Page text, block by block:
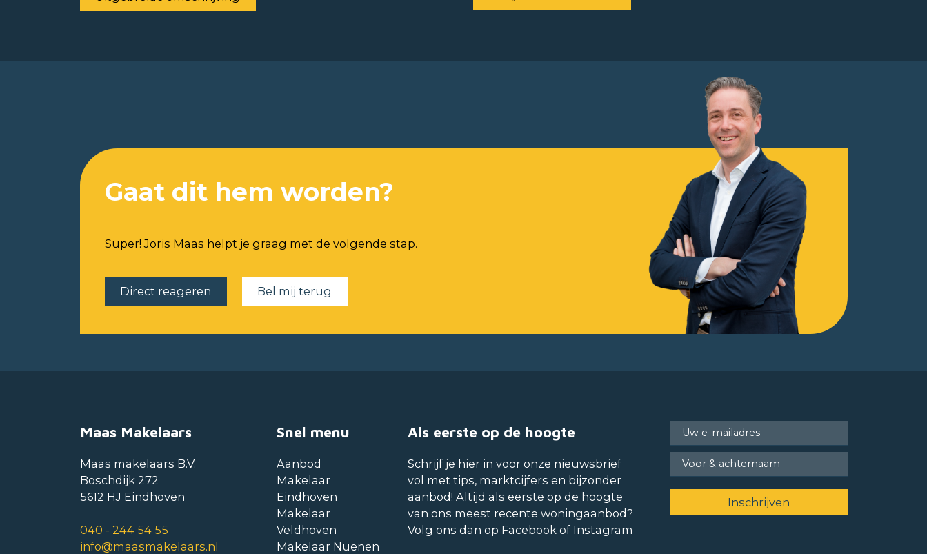
Gaat dit hem worden?
Super! Joris Maas helpt je graag met de volgende stap.
Direct reageren Bel mij terug
Maas Makelaars
Maas makelaars B.V.
Boschdijk 272
5612 HJ Eindhoven
040 - 244 54 55
info@maasmakelaars.nl
Snel menu
Aanbod
Makelaar
Eindhoven
Makelaar
Veldhoven
Makelaar Nuenen
Als eerste op de hoogte
Schrijf je hier in voor onze nieuwsbrief
vol met tips, marktcijfers en bijzonder
aanbod! Altijd als eerste op de hoogte
van ons meest recente woningaanbod?
Volg ons dan op Facebook of Instagram